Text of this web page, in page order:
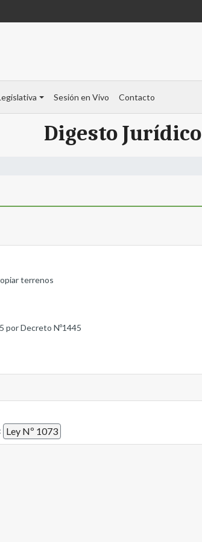
Sesión en Vivo Contacto
Digesto Jurídico
terrenos
por Decreto Nº1445
Ley Nº 1073